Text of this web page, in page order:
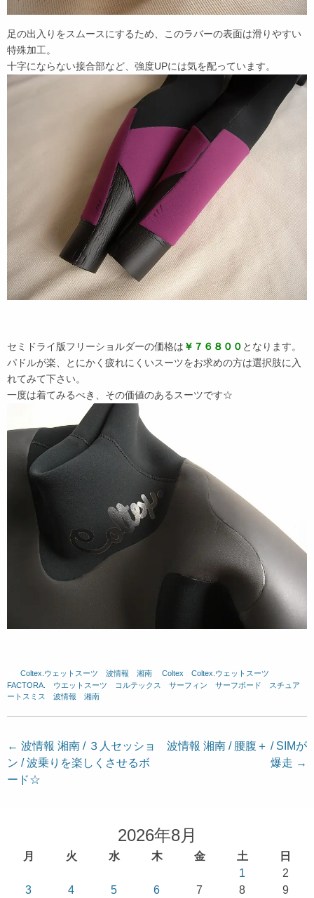
足の出入りをスムースにするため、このラバーの表面は滑りやすい
特殊加工。
十字にならない接合部など、強度UPには気を配っています。
セミドライ版フリーショルダーの価格は ￥７６８００ となります。
パドルが楽、とにかく疲れにくいスーツをお求めの方は選択肢に入
れてみて下さい。
一度は着てみるべき、その価値のあるスーツです☆
Coltex.ウェットスーツ 波情報 湘南 Coltex Coltex.ウェットスーツ
FACTORA.
ウエットスーツ コルテックス サーフィン サーフボード
スチュア
ートスミス
波情報 湘南
投
稿
← 波情報 湘南 / ３人セッショ
ン / 波乗りを楽しくさせるボ
ード☆
波情報 湘南 / 腰腹＋ / SIMが
爆走 →
2026年8月
月 火 水 木 金 土
日
1
2
3
4 5 6 7 8
9